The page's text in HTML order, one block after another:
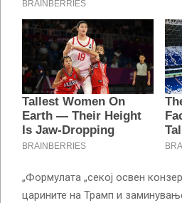
„Формулата „секој освен
царините на Трамп и